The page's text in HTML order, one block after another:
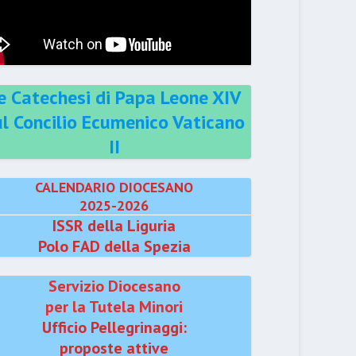
Catechesi di Papa Leone XIV
Concilio Ecumenico Vaticano
II
CALENDARIO DIOCESANO
2025-2026
ISSR della Liguria
Polo FAD della Spezia
Servizio Diocesano
per la Tutela Minori
Ufficio Pellegrinaggi:
proposte attive